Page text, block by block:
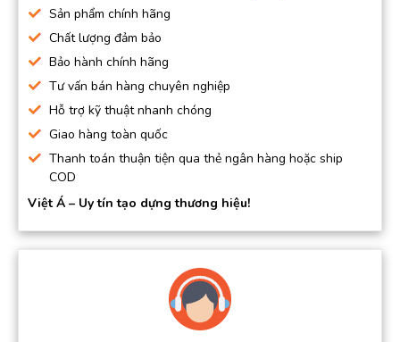
Sản phẩm chính hãng
Chất lượng đảm bảo
Bảo hành chính hãng
Tư vấn bán hàng chuyên nghiệp
Hỗ trợ kỹ thuật nhanh chóng
Giao hàng toàn quốc
Thanh toán thuận tiện qua thẻ ngân hàng hoặc ship
COD
Việt Á – Uy tín tạo dựng thương hiệu!